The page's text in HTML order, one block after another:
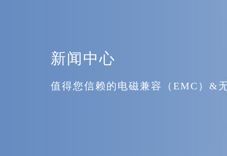
新闻中心
值得您信赖的电磁兼容（EMC）&